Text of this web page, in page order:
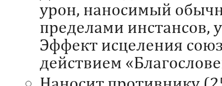
урон, наносимый
пределами инстансов,
Эффект исцеления
действием